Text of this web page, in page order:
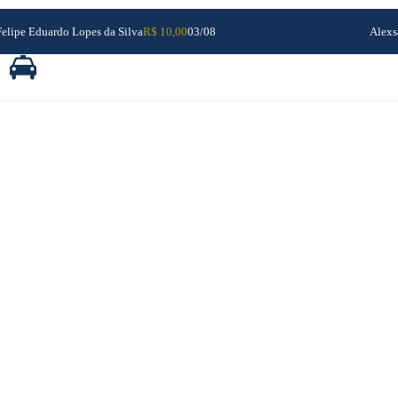
Eduardo Lopes da SilvaR$ 10,0003/08